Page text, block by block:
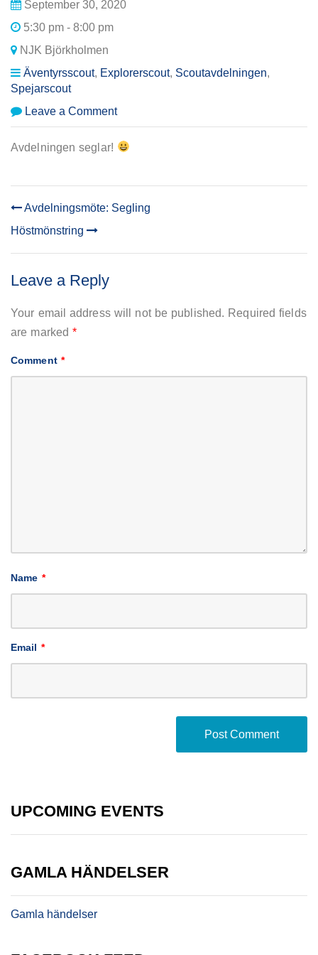
September 30, 2020
5:30 pm - 8:00 pm
NJK Björkholmen
Äventyrsscout, Explorerscout, Scoutavdelningen,
Spejarscout
Leave a Commenton
Avdelningsmöte:
Segling
Avdelningen seglar!
POST
NAVIGATION
Avdelningsmöte: Segling
Höstmönstring
Leave a Reply
Your email address will not be published. Required fields
are marked*
Comment *
Name *
Email *
UPCOMING EVENTS
GAMLA HÄNDELSER
Gamla händelser